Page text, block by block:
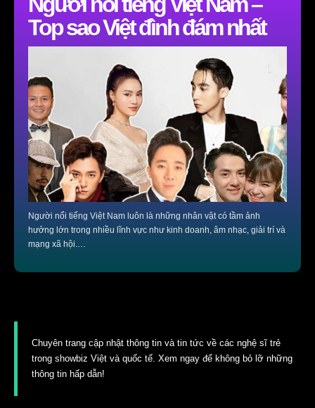
Top sao Việt đình đám nhất
Người nổi tiếng Việt Nam luôn là những nhân vật có tầm ảnh
hưởng lớn trong nhiều lĩnh vực như kinh doanh, âm nhạc, giải trí và
mạng xã hội.…
Chuyên trang cập nhật thông tin và tin tức về các nghệ sĩ trẻ
trong showbiz Việt và quốc tế. Xem ngay để không bỏ lỡ những
thông tin hấp dẫn!